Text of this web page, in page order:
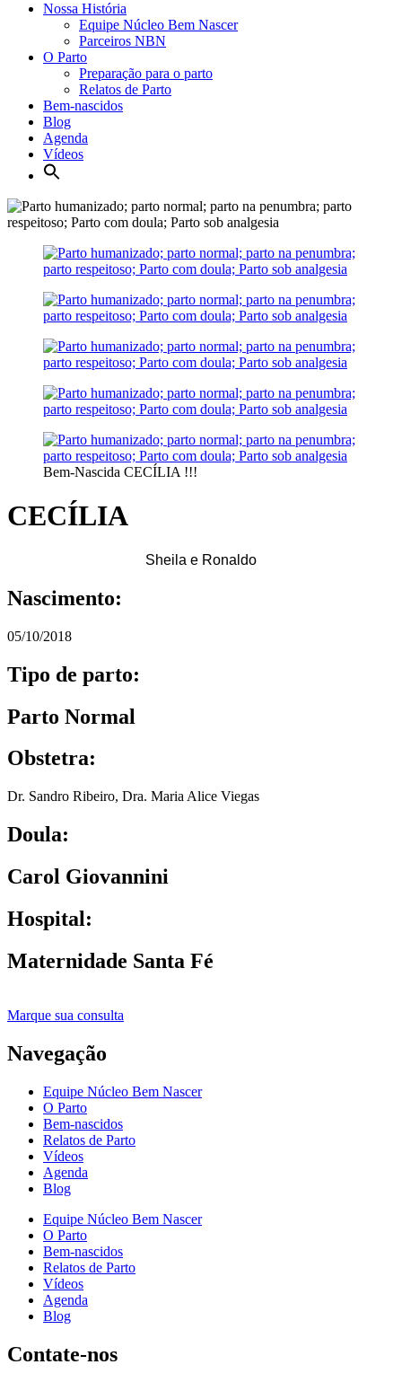
Nossa História
Equipe Núcleo Bem Nascer
Parceiros NBN
O Parto
Preparação para o parto
Relatos de Parto
Bem-nascidos
Blog
Agenda
Vídeos
Bem-Nascida CECÍLIA !!!
CECÍLIA
Sheila e Ronaldo
Nascimento:
05/10/2018
Tipo de parto:
Parto Normal
Obstetra:
Dr. Sandro Ribeiro, Dra. Maria Alice Viegas
Doula:
Carol Giovannini
Hospital:
Maternidade Santa Fé
Marque sua consulta
Navegação
Equipe Núcleo Bem Nascer
O Parto
Bem-nascidos
Relatos de Parto
Vídeos
Agenda
Blog
Equipe Núcleo Bem Nascer
O Parto
Bem-nascidos
Relatos de Parto
Vídeos
Agenda
Blog
Contate-nos